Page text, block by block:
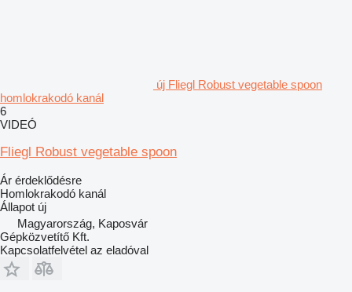
új Fliegl Robust vegetable spoon
homlokrakodó kanál
6
VIDEÓ
Fliegl Robust vegetable spoon
Ár érdeklődésre
Homlokrakodó kanál
Állapot új
Magyarország, Kaposvár
Gépközvetítő Kft.
Kapcsolatfelvétel az eladóval